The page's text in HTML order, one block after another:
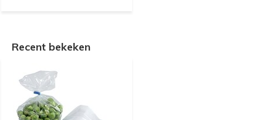
Recent bekeken